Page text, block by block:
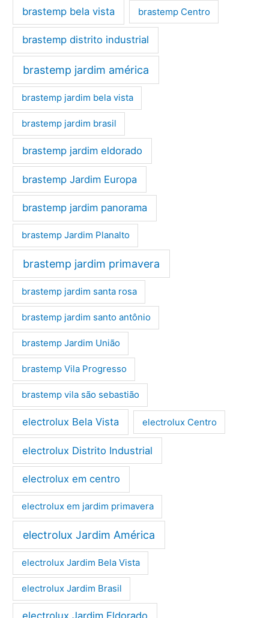
brastemp bela vista brastemp Centro
brastemp distrito industrial
brastemp jardim américa
brastemp jardim bela vista
brastemp jardim brasil
brastemp jardim eldorado
brastemp Jardim Europa
brastemp jardim panorama
brastemp Jardim Planalto
brastemp jardim primavera
brastemp jardim santa rosa
brastemp jardim santo antônio
brastemp Jardim União
brastemp Vila Progresso
brastemp vila são sebastião
electrolux Bela Vista electrolux Centro
electrolux Distrito Industrial
electrolux em centro
electrolux em jardim primavera
electrolux Jardim América
electrolux Jardim Bela Vista
electrolux Jardim Brasil
electrolux Jardim Eldorado